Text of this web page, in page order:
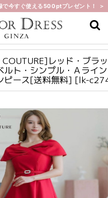
で今すぐ使える500ptプレゼント！ ＞
レッド・ブラック・ピンク・ケー
ィアムドレス・ワンピース[送料無料]
レッド・ブラ
ルト・シンプル・Ａライ
ピース[送料無料] [lk-